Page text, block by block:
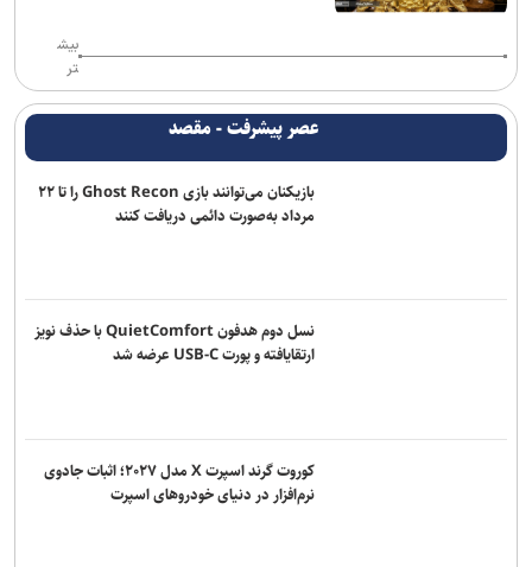
مهاجرانی: آذربایجان کتاب گشوده تاریخ ایران و مدرسه آزادگی و تمدن
تداوم تجمعات مردمی در میادین اصلی شهر تا اعلام نظر رهبری
سناتور آمریکایی: جنگ غیرقانونی ترامپ علیه ایران باید فوراً متوقف شود
مخبر: قلمِ خبرنگارِ ایرانی از سلاح دشمن کاراتر است
اولیانوف: خروج از مناقشه آمریکا-ایران، تنها از مسیر دیپلماسی ممکن
سخنگوی ارتش: نظم ایرانی حاکم بر تنگه هرمز غیرقابل بازگشت است
بیش
تر
عصر پیشرفت - مقصد
بازیکنان می‌توانند بازی Ghost Recon را تا ۲۲
مرداد به‌صورت دائمی دریافت کنند
نسل دوم هدفون QuietComfort با حذف نویز
ارتقایافته و پورت USB-C عرضه شد
کوروت گرند اسپرت X مدل ۲۰۲۷؛ اثبات جادوی
نرم‌افزار در دنیای خودروهای اسپرت